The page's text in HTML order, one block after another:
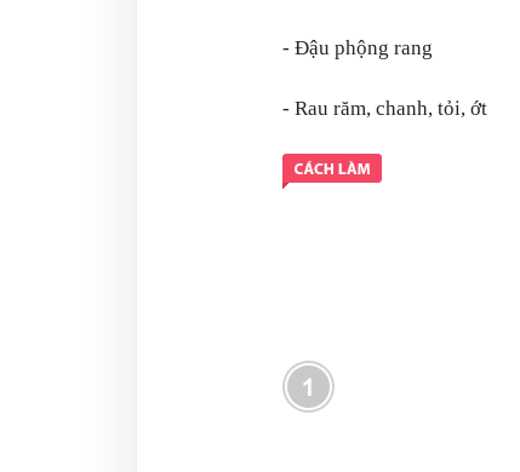
- Đậu phộng rang
- Rau răm, chanh, tỏi, ớt